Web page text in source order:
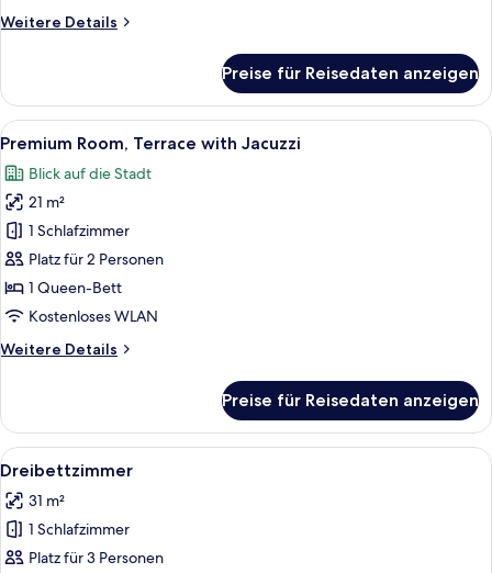
Weitere Details
Weitere
Preise für Reisedaten anzeigen
Alle
Fotos
für
Premium
Room,
Terrace
with
Jacuzzi
Eine Dachterrasse mit Whirlpool,
15
Premium Room, Terrace with Jacuzzi
Blick auf die Stadt
21 m²
1 Schlafzimmer
Platz für 2 Personen
1 Queen-Bett
Kostenloses WLAN
Weitere Details
Weitere
Room,
Terrace
with
Preise für Reisedaten anzeigen
Alle
Fotos
für
Dreibettzimmer
anzeigen
Ein modernes Hotelzimmer mit Bett,
7
Dreibettzimmer
31 m²
1 Schlafzimmer
Platz für 3 Personen